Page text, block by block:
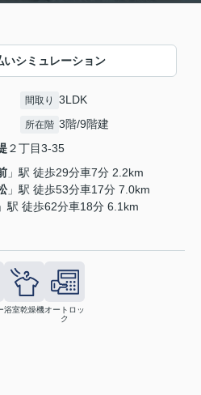
いシミュレーション
間取り 3LDK
所在階 3階/9階建
２丁目3-35
」駅 徒歩29分車7分 2.2km
」駅 徒歩53分車17分 7.0km
」駅 徒歩62分車18分 6.1km
浴室乾燥機オートロッ
ク